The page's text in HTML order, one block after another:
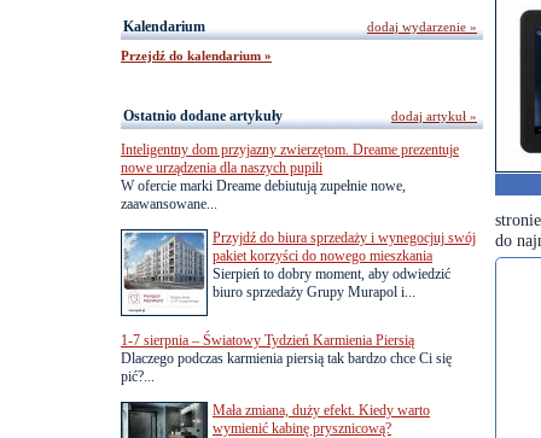
do
Kalendarium
Przejdź do kalendarium »
dodaj wydarzenie »
Ostatnio dodane artykuły
Inteligentny dom przyjazny zwierzętom. Dreame prezentuje
nowe urządzenia dla naszych pupili
W ofercie marki Dreame debiutują zupełnie nowe,
zaawansowane...
Przyjdź do biura sprzedaży i wynegocjuj swój
pakiet korzyści do nowego mieszkania
Sierpień to dobry moment, aby odwiedzić
biuro sprzedaży Grupy Murapol i...
1-7 sierpnia – Światowy Tydzień Karmienia Piersią
Dlaczego podczas karmienia piersią tak bardzo chce Ci się
pić?...
Mała zmiana, duży efekt. Kiedy warto
wymienić kabinę prysznicową?
dodaj artykuł »